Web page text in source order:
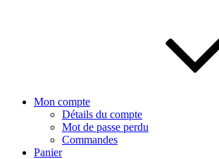
Mon compte
Détails du compte
Mot de passe perdu
Commandes
Panier